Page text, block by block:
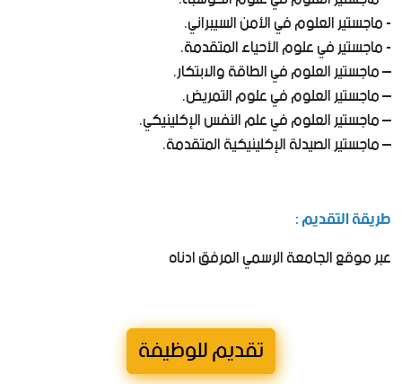
​- ماجستير العلوم في الأمن السيبراني.
​- ماجستير في علوم الأحياء المتقدمة.
– ماجستير العلوم في الطاقة والابتكار.
– ماجستير العلوم في علوم التمريض.
– ماجستير العلوم في علم النفس الإكلينيكي.
– ماجستير الصيدلة الإكلينيكية المتقدمة​.
طريقة التقديم :
عبر موقع الجامعة الرسمي المرفق ادناه
تقديم للوظيفة